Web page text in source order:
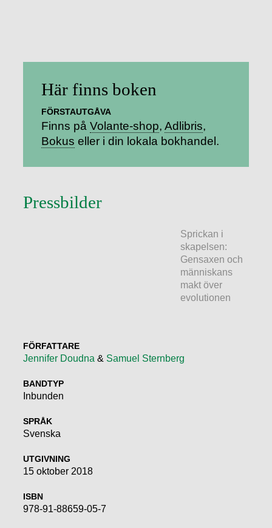
Här finns boken
FÖRSTAUTGÅVA
Finns på Volante-shop Adlibris
Bokus eller i din lokala bokhandel.
Pressbilder
Sprickan i
skapelsen:
Gensaxen och
människans
makt över
evolutionen
FÖRFATTARE
Jennifer Doudna & Samuel Sternberg
BANDTYP
Inbunden
SPRÅK
Svenska
UTGIVNING
15 oktober 2018
ISBN
978-91-88659-05-7